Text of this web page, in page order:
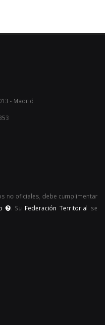
- Madrid
no oficiales, debe cumplimentar
. Su Federación Territorial se